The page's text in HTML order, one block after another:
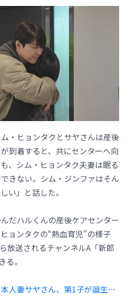
・ヒョンタクとサヤさんは産後
到着すると、共にセンターへ向
、シム・ヒョンタク夫妻は眠る
きない。シム・ジンファはそん
い」と話した。
だハルくんの産後ケアセンター
ョンタクの“熱血育児”の様子
放送されるチャンネルA「新郎
。
人妻サヤさん、第1子が誕生…